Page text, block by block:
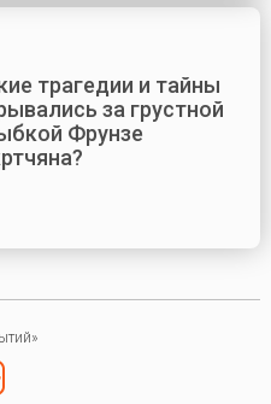
трагедии и тайны
за грустной
Фрунзе